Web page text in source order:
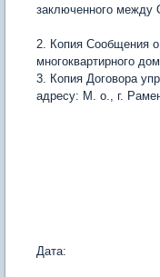
заключенного
2. Копия Сообщения
многоквартирного
3. Копия Договора
адресу: М. о., г.